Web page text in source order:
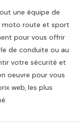
une équipe de
moto route et sport
pour vous offrir
de conduite ou au
votre sécurité et
oeuvre pour vous
web, les plus